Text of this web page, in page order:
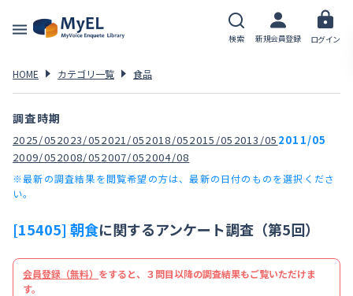
検索 新規会員登録 ログイン
HOME カテゴリ一覧 食品
調査時期
2025/052023/052021/052018/052015/05 2013/05 2011/05
2009/052008/052007/052004/08
※最新の調査結果を閲覧希望の方は、最新の日付のものを選択くださ
い。
[15405] 朝食に関するアンケート調査（第5回）
会員登録（無料） をすると、３問目以降の調査結果もご覧いただけま
す。